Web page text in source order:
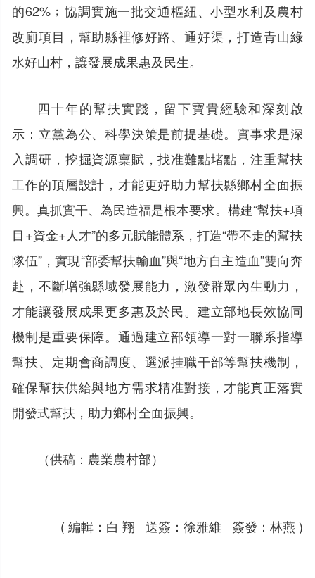
的62%﹔協調實施一批交通樞紐、小型水利及農村
改廁項目，幫助縣裡修好路、通好渠，打造青山綠
水好山村，讓發展成果惠及民生。
四十年的幫扶實踐，留下寶貴經驗和深刻啟
示：立黨為公、科學決策是前提基礎。實事求是深
入調研，挖掘資源稟賦，找准難點堵點，注重幫扶
工作的頂層設計，才能更好助力幫扶縣鄉村全面振
興。真抓實干、為民造福是根本要求。構建“幫扶+項
目+資金+人才”的多元賦能體系，打造“帶不走的幫扶
隊伍”，實現“部委幫扶輸血”與“地方自主造血”雙向奔
赴，不斷增強縣域發展能力，激發群眾內生動力，
才能讓發展成果更多惠及於民。建立部地長效協同
機制是重要保障。通過建立部領導一對一聯系指導
幫扶、定期會商調度、選派挂職干部等幫扶機制，
確保幫扶供給與地方需求精准對接，才能真正落實
開發式幫扶，助力鄉村全面振興。
（供稿：農業農村部）
( 編輯：白 翔 送簽：徐雅維 簽發：林燕 )